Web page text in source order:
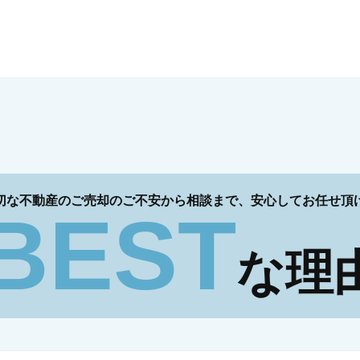
な不動産のご売却のご不安から相談まで、 安心してお任せ頂
な理